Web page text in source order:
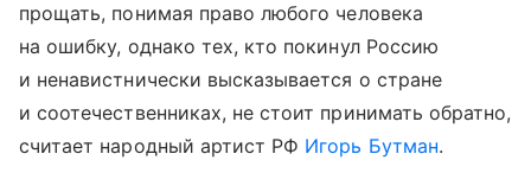
прощать, понимая право любого человека
на ошибку, однако тех, кто покинул Россию
и ненавистнически высказывается о стране
и соотечественниках, не стоит принимать обратно,
считает народный артист РФ Игорь Бутман.